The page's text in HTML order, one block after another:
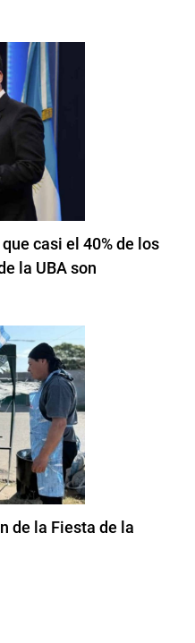
casi el 40% de los
la UBA son
de la Fiesta de la